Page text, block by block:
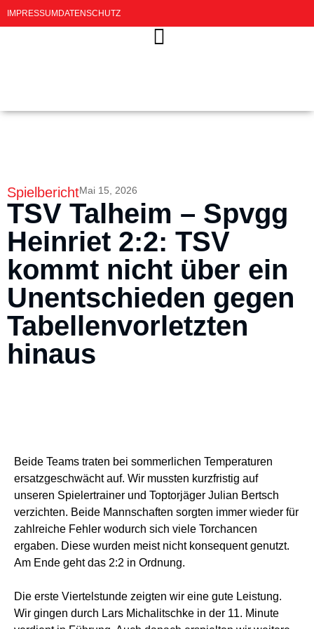
IMPRESSUM DATENSCHUTZ
SpielberichtMai 15, 2026
TSV Talheim – Spvgg
Heinriet 2:2: TSV
kommt nicht über ein
Unentschieden gegen
Tabellenvorletzten
hinaus
Beide Teams traten bei sommerlichen Temperaturen
ersatzgeschwächt auf. Wir mussten kurzfristig auf
unseren Spielertrainer und Toptorjäger Julian Bertsch
verzichten. Beide Mannschaften sorgten immer wieder für
zahlreiche Fehler wodurch sich viele Torchancen
ergaben. Diese wurden meist nicht konsequent genutzt.
Am Ende geht das 2:2 in Ordnung.
Die erste Viertelstunde zeigten wir eine gute Leistung.
Wir gingen durch Lars Michalitschke in der 11. Minute